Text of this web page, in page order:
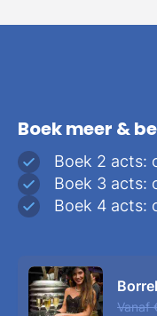
Boek meer &
Boek 2 acts:
Boek 3 acts:
Boek 4 acts:
Vanaf